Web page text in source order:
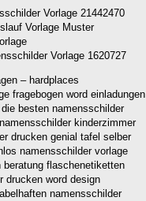
Vorlage 21442470
Vorlage 1620727
– hardplaces
fragebogen word einladungen
besten namensschilder
kinderzimmer
drucken genial tafel selber
namensschilder vorlage
flaschenetiketten
drucken word design
namensschilder